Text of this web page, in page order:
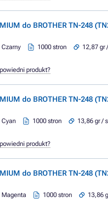
do BROTHER TN-248
Czarny 1000 stron
12,87 gr
produkt?
do BROTHER TN-248
Cyan 1000 stron
13,86 gr /
produkt?
do BROTHER TN-248
Magenta 1000 stron
13,86